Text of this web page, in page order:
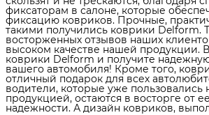
фиксаторам в салоне, которые
фиксацию ковриков. Прочные,
такими получились коврики Delform.
восторженных отзывов наших
высоком качестве нашей продукции.
коврики Delform и получите
вашего автомобиля! Кроме того,
отличный подарок для всех
водители, которые уже пользовались
продукцией, остаются в восторге от
надежности. А дизайн ковриков,